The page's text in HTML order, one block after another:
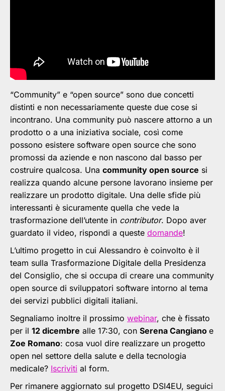
“Community” e “open source” sono due concetti
distinti e non necessariamente queste due cose si
incontrano. Una community può nascere attorno a un
prodotto o a una iniziativa sociale, così come
possono esistere software open source che sono
promossi da aziende e non nascono dal basso per
costruire qualcosa. Una community open source si
realizza quando alcune persone lavorano insieme per
realizzare un prodotto digitale. Una delle sfide più
interessanti è sicuramente quella che vede la
trasformazione dell’utente in contributor. Dopo aver
guardato il video, rispondi a queste domande!
L’ultimo progetto in cui Alessandro è coinvolto è il
team sulla Trasformazione Digitale della Presidenza
del Consiglio, che si occupa di creare una community
open source di sviluppatori software intorno al tema
dei servizi pubblici digitali italiani.
Segnaliamo inoltre il prossimo webinar, che è fissato
per il 12 dicembre alle 17:30, con Serena Cangiano e
Zoe Romano: cosa vuol dire realizzare un progetto
open nel settore della salute e della tecnologia
medicale? Iscriviti al form.
Per rimanere aggiornato sul progetto DSI4EU, seguici